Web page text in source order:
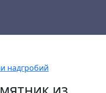
надгробий